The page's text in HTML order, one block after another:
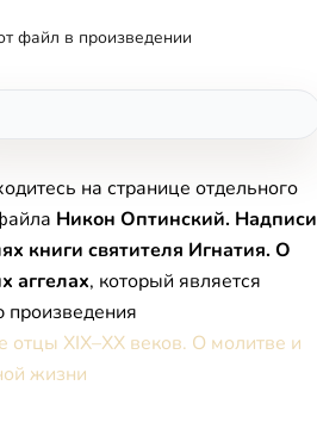
файл в произведении
на странице отдельного
Никон Оптинский. Надписи
книги святителя Игнатия. О
аггелах, который является
произведения
отцы XIX–XX веков. О молитве и
жизни